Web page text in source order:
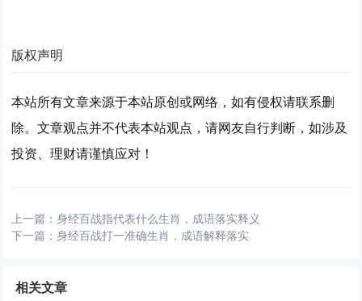
版权声明
本站所有文章来源于本站原创或网络，如有侵权请联系删
除。文章观点并不代表本站观点，请网友自行判断，如涉及
投资、理财请谨慎应对！
上一篇：身经百战指代表什么生肖，成语落实释义
下一篇：身经百战打一准确生肖，成语解释落实
相关文章